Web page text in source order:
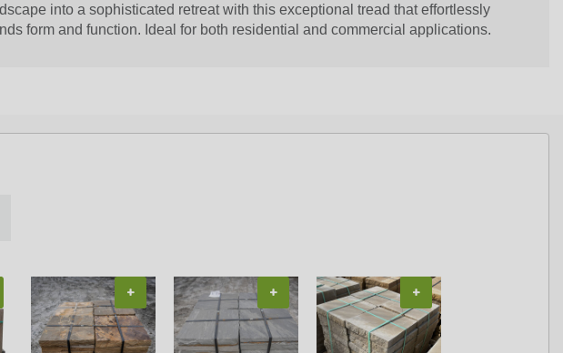
into a sophisticated retreat with this exceptional tread that effortlessly
form and function. Ideal for both residential and commercial applications.
+ + +